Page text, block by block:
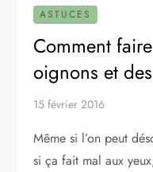
ASTUCES
Comment
oignons et
15 février 2016
Même si l’on peut
si ça fait mal aux